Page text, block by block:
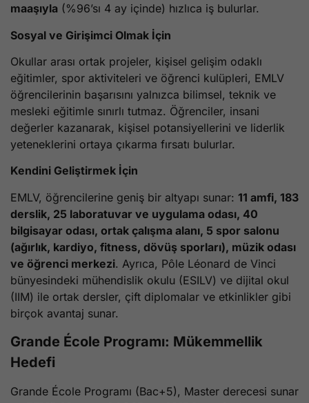
maaşıyla (%96’sı 4 ay içinde) hızlıca iş bulurlar.
Sosyal ve Girişimci Olmak İçin
Okullar arası ortak projeler, kişisel gelişim odaklı
eğitimler, spor aktiviteleri ve öğrenci kulüpleri, EMLV
öğrencilerinin başarısını yalnızca bilimsel, teknik ve
mesleki eğitimle sınırlı tutmaz. Öğrenciler, insani
değerler kazanarak, kişisel potansiyellerini ve liderlik
yeteneklerini ortaya çıkarma fırsatı bulurlar.
Kendini Geliştirmek İçin
EMLV, öğrencilerine geniş bir altyapı sunar: 11 amfi, 183
derslik, 25 laboratuvar ve uygulama odası, 40
bilgisayar odası, ortak çalışma alanı, 5 spor salonu
(ağırlık, kardiyo, fitness, dövüş sporları), müzik odası
ve öğrenci merkezi. Ayrıca, Pôle Léonard de Vinci
bünyesindeki mühendislik okulu (ESILV) ve dijital okul
(IIM) ile ortak dersler, çift diplomalar ve etkinlikler gibi
birçok avantaj sunar.
Grande École Programı: Mükemmellik
Hedefi
Grande École Programı (Bac+5), Master derecesi sunar